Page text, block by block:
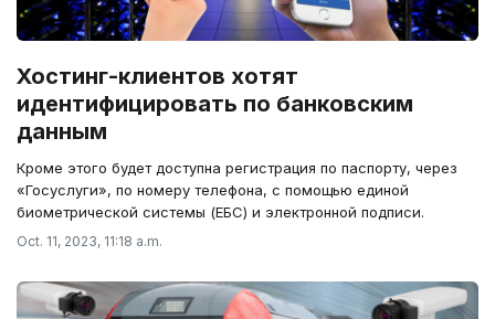
Хостинг-клиентов хотят
идентифицировать по банковским
данным
Кроме этого будет доступна регистрация по паспорту, через
«Госуслуги», по номеру телефона, с помощью единой
биометрической системы (ЕБС) и электронной подписи.
Oct. 11, 2023, 11:18 a.m.